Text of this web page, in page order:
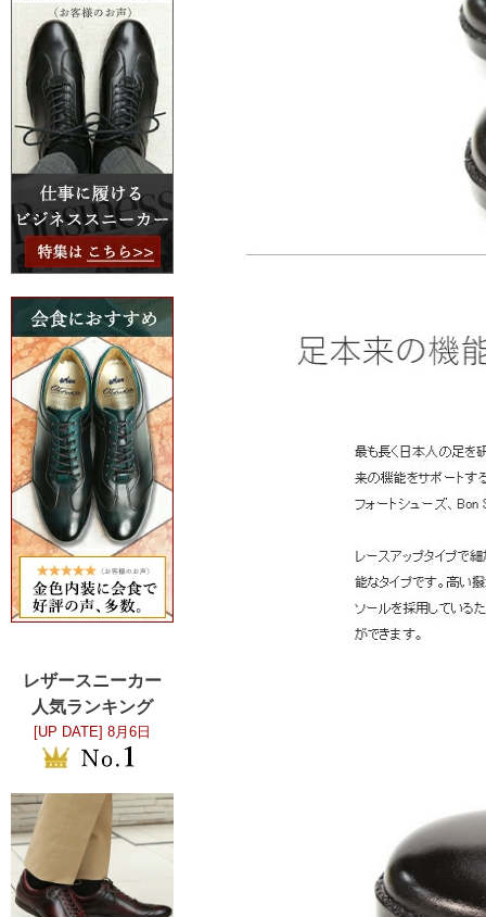
レザースニーカー
人気ランキング
[UP DATE] 8月6日